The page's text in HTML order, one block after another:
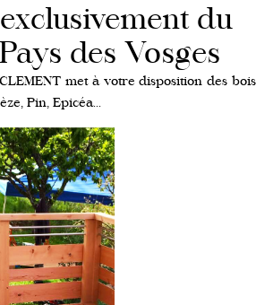
du
des Vosges
met à votre disposition des bois
Pin, Epicéa...